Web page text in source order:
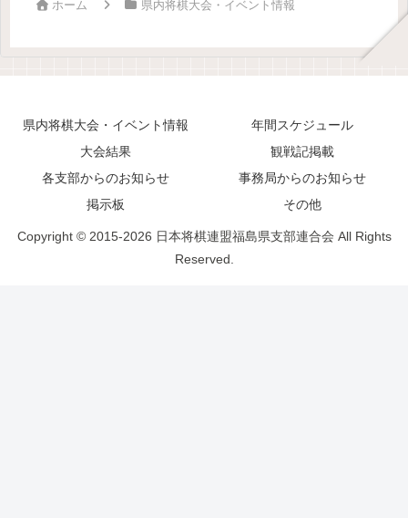
ホーム 県内将棋大会・イベント情報
県内将棋大会・イベント情報
年間スケジュール
大会結果
観戦記掲載
各支部からのお知らせ
事務局からのお知らせ
掲示板
その他
Copyright © 2015-2026 日本将棋連盟福島県支部連合会 All Rights
Reserved.